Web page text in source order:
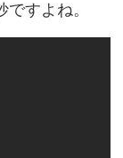
すよね。